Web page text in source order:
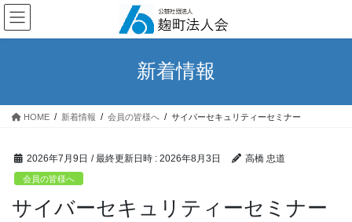
コ
ン
テ
ス
ナ
ビ
ゲ
ン
新着情報
HOME 新着情報 会員の皆様へ サイバーセキュリティーセミナー
2026年7月9日 / 最終更新日時 : 2026年8月3日 高橋 忠道
会員の皆様へ
サイバーセキュリティーセミナー